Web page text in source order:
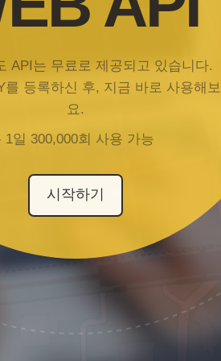
API는 무료로 제공되고 있습니다.
를 등록하신 후, 지금 바로 사용해
요.
1일 300,000회 사용 가능
시작하기